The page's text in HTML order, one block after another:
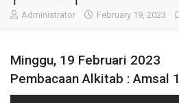
Administrator February 19, 2023
Minggu, 19 Februari 2023
Pembacaan Alkitab : Amsal